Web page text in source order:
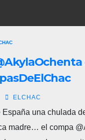
ELCHAC
España una chulada
madre… el compa